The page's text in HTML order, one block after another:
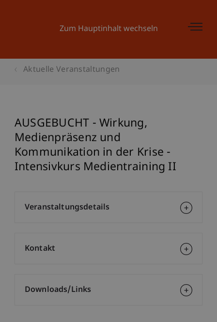
Zum Hauptinhalt wechseln
Aktuelle Veranstaltungen
AUSGEBUCHT - Wirkung,
Medienpräsenz und
Kommunikation in der Krise -
Intensivkurs Medientraining II
Veranstaltungsdetails
Kontakt
Downloads/Links